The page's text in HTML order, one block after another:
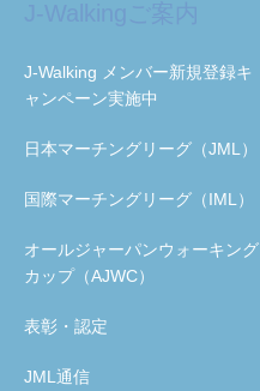
J-Walking メンバー新規登録キ
ャンペーン実施中
日本マーチングリーグ（JML）
国際マーチングリーグ（IML）
オールジャーパンウォーキング
カップ（AJWC）
表彰・認定
JML通信